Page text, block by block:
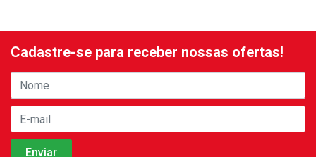
Cadastre-se para receber nossas ofertas!